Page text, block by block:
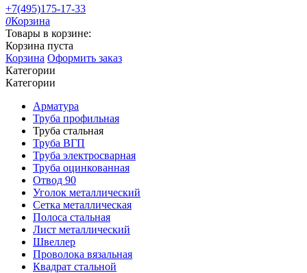
+7(495)175-17-33
0Корзина
Товары в корзине:
Корзина пуста
Корзина Оформить заказ
Категории
Категории
Арматура
Труба профильная
Труба стальная
Труба ВГП
Труба электросварная
Труба оцинкованная
Отвод 90
Уголок металлический
Сетка металлическая
Полоса стальная
Лист металлический
Швеллер
Проволока вязальная
Квадрат стальной